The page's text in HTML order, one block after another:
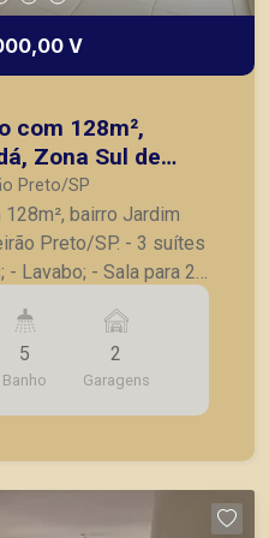
V
com 128m²,
Zona Sul de
Preto/SP
bairro Jardim
SP. - 3 suítes
Lavabo; - Sala para 2
fechada em vidro; -
- Despensa; -
serviço; - 2 vagas de
Canadá, casas e
5
Banho
2
Garagens